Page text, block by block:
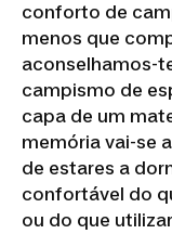
conforto de
menos que
aconselhamos-
campismo de
capa de um
memória vai-se
de estares a
confortável do
ou do que